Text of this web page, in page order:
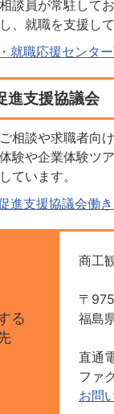
談員が常駐して
、就職を支援して
就職応援センタ
進支援協議会
相談や求職者向
験や企業体験ツ
ています。
進支援協議会働
る
商工
〒
福島
直通
ファ
お問